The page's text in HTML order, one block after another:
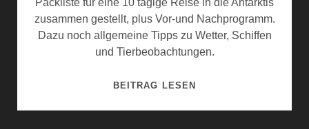
Packliste für eine 10 tägige Reise in die Antarktis
zusammen gestellt, plus Vor-und Nachprogramm.
Dazu noch allgemeine Tipps zu Wetter, Schiffen
und Tierbeobachtungen.
BEITRAG LESENANTARKTIS